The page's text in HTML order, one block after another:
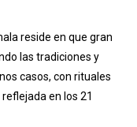
reside en que gran
las tradiciones y
casos, con rituales
en los 21